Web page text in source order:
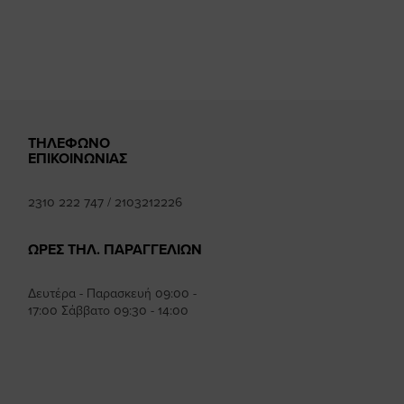
ΤΗΛΕΦΩΝΟ
ΕΠΙΚΟΙΝΩΝΙΑΣ
2310 222 747 / 2103212226
ΩΡΕΣ ΤΗΛ. ΠΑΡΑΓΓΕΛΙΩΝ
Δευτέρα - Παρασκευή 09:00 -
17:00 Σάββατο 09:30 - 14:00